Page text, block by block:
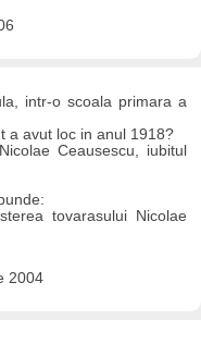
intr-o scoala primara a
a avut loc in anul 1918?
Ceausescu, iubitul
tovarasului Nicolae
2004